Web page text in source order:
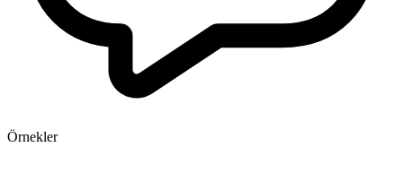
Örnekler